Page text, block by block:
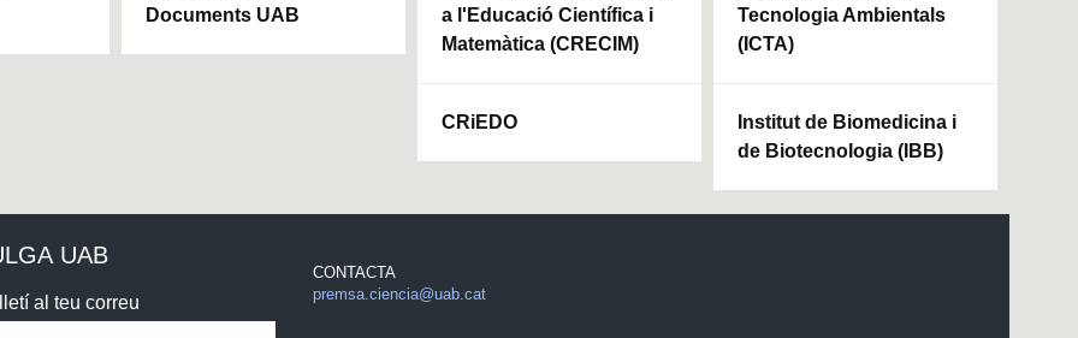
Documents UAB
a l'Educació Científica i
Matemàtica (CRECIM)
CRiEDO
Tecnologia Ambientals
(ICTA)
Institut de Biomedicina i
de Biotecnologia (IBB)
UAB
al teu correu
CONTACTA
premsa.ciencia@uab.cat